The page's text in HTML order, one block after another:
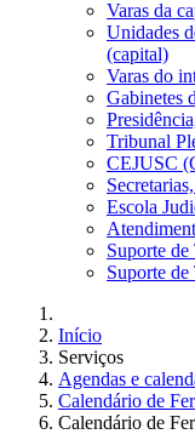
Varas da
Unidades
(capital)
Varas do
Gabinetes
Tribunal
CEJUSC
Escola
Suporte
Suporte
Início
Serviços
Agendas e
Calendário de
Calendário de